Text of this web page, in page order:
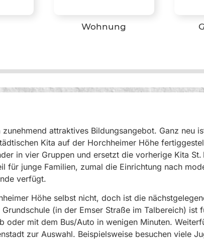
Wohnung
attraktives Bildungsangebot. Ganz neu
Kita auf der Horchheimer Höhe
in vier Gruppen und ersetzt die vorherige Kita
für junge Familien, zumal die Einrichtung nach
verfügt.
Höhe selbst nicht, doch ist die
(in der Emser Straße im Talbereich)
oder mit dem Bus/Auto in wenigen Minuten.
zur Auswahl. Beispielsweise besuchen viele